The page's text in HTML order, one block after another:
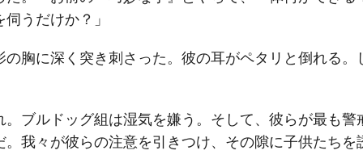
うだけか？」
の胸に深く突き刺さった。彼の耳がペタリと倒れる。
。ブルドッグ組は湿気を嫌う。そして、彼らが最も警
。我々が彼らの注意を引きつけ、その隙に子供たち